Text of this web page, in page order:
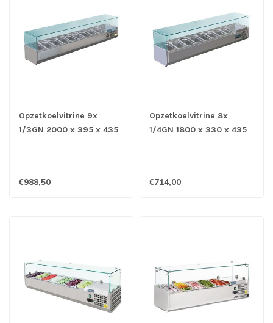
Opzetkoelvitrine 9x
1/3GN 2000 x 395 x 435
€988,50
Opzetkoelvitrine 8x
1/4GN 1800 x 330 x 435
€714,00